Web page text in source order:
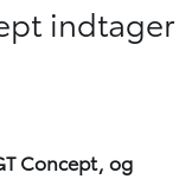
indtager
Concept, og